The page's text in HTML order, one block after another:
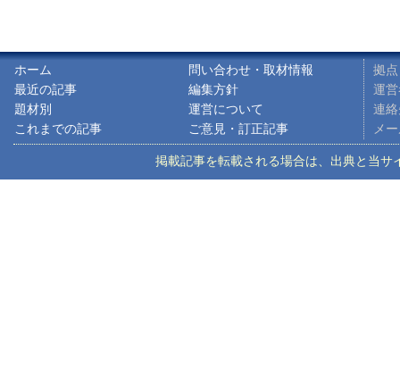
ホーム
最近の記事
題材別
これまでの記事
問い合わせ・取材情報
編集方針
運営について
ご意見・訂正記事
拠
運
連
メ
掲載記事を転載される場合は、出典と当